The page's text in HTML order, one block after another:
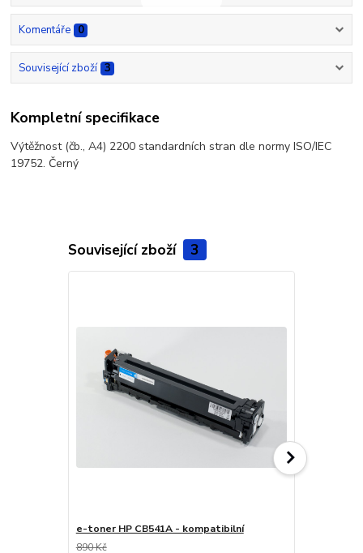
Komentáře 0
Související zboží 3
Kompletní specifikace
Výtěžnost (čb., A4) 2200 standardních stran dle normy ISO/IEC
19752. Černý
Související zboží 3
e-toner HP CB541A - kompatibilní
890 Kč